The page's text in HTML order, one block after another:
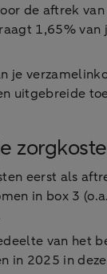
de aftrek
1,65% van
je
uitgebreide
eerst als
in box 3
van het
in 2025 in